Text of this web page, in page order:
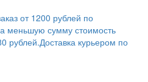
от 1200 рублей по
меньшую сумму стоимость
рублей.Доставка курьером по